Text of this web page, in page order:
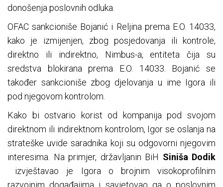
donošenja poslovnih odluka.
OFAC sankcioniše Bojanić i Reljina prema E.O. 14033,
kako je izmijenjen, zbog posjedovanja ili kontrole,
direktno ili indirektno, Nimbus-a, entiteta čija su
sredstva blokirana prema E.O. 14033. Bojanić se
također sankcioniše zbog djelovanja u ime Igora ili
pod njegovom kontrolom.
Kako bi ostvario korist od kompanija pod svojom
direktnom ili indirektnom kontrolom, Igor se oslanja na
strateške uvide saradnika koji su odgovorni njegovim
interesima. Na primjer, državljanin BiH Siniša Dodik
izvještavao je Igora o brojnim visokoprofilnim
razvojnim događajima i savjetovao ga o poslovnim